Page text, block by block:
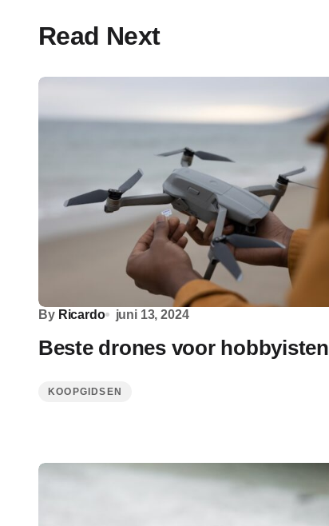
Read Next
By Ricardo juni 13, 2024
Beste drones voor hobbyisten
KOOPGIDSEN